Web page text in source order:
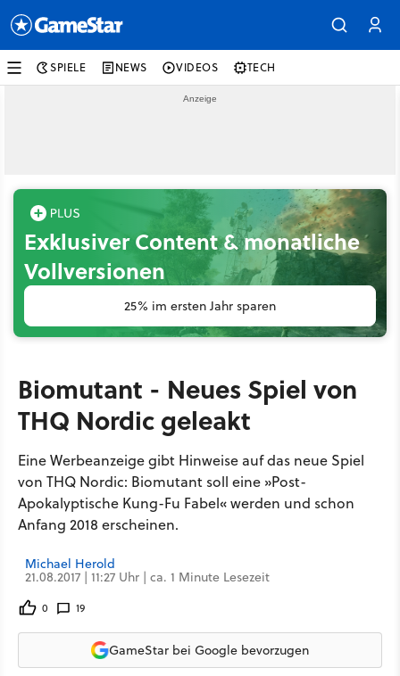
SPIELE NEWS VIDEOS TECH
Exklusiver Content & monatliche
Vollversionen
25% im ersten Jahr sparen
Biomutant - Neues Spiel von
THQ Nordic geleakt
Eine Werbeanzeige gibt Hinweise auf das neue Spiel
von THQ Nordic: Biomutant soll eine »Post-
Apokalyptische Kung-Fu Fabel« werden und schon
Anfang 2018 erscheinen.
Michael Herold
21.08.2017 | 11:27 Uhr | ca. 1 Minute Lesezeit
0 19
GameStar bei Google bevorzugen